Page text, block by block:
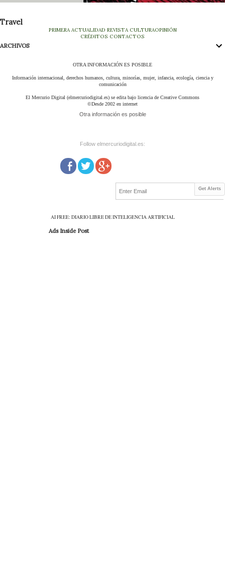
Travel
PRIMERA ACTUALIDAD REVISTA CULTURAOPINIÓN
CRÉDITOS CONTACTOS
ARCHIVOS
OTRA INFORMACIÓN ES POSIBLE
Información internacional, derechos humanos, cultura, minorías, mujer, infancia, ecología, ciencia y
comunicación
El Mercurio Digital (elmercuriodigital.es) se edita bajo licencia de Creative Commons
©Desde 2002 en internet
Otra información es posible
Follow elmercuriodigital.es:
Get Alerts
AI FREE: DIARIO LIBRE DE INTELIGENCIA ARTIFICIAL
Ads Inside Post